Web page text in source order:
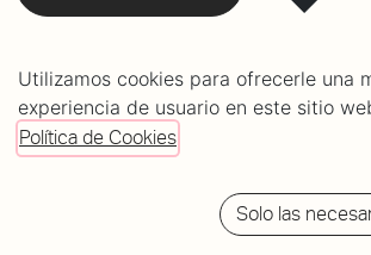
Utilizamos cookies para ofrecerle una
experiencia de usuario en este sitio
Política de Cookies
Solo las